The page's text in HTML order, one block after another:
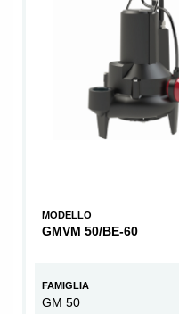
MODELLO
GMVM 50/BE-60
FAMIGLIA
GM 50